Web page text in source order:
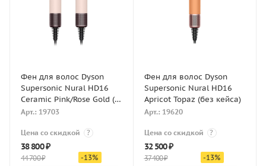
Фен для волос Dyson
Supersonic Nural HD16
Ceramic Pink/Rose Gold (с
кейсом)
Арт.: 19703
Цена со скидкой ?
38 800₽
44 700₽ -13%
Фен для волос Dyson
Supersonic Nural HD16
Apricot Topaz (без кейса)
Арт.: 19620
Цена со скидкой ?
32 500₽
37 400₽ -13%